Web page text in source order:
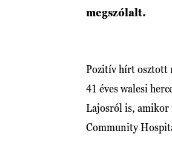
megszólalt.
Pozitív hírt osztott
41 éves walesi
Lajosról is, amikor
Community